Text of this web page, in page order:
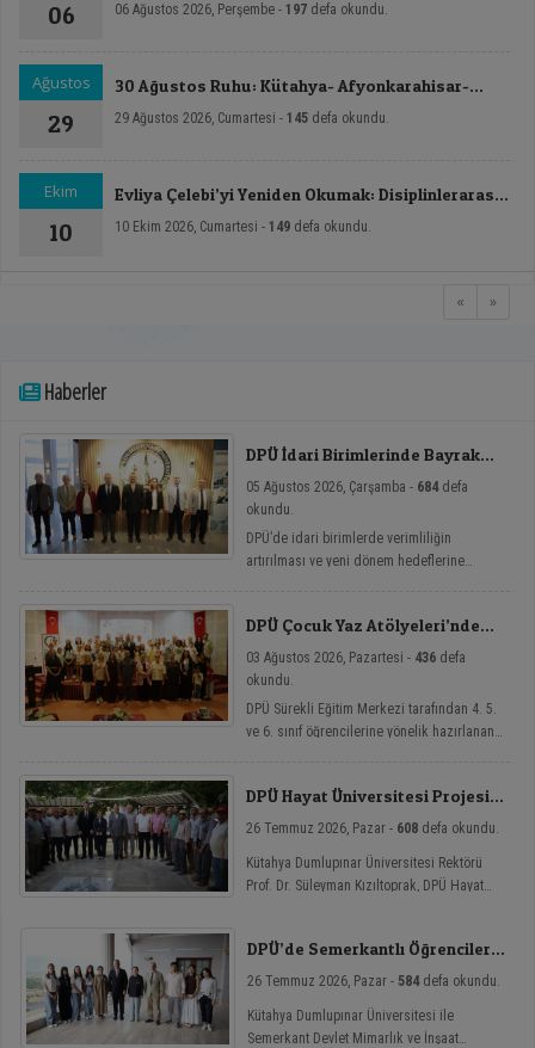
06 06 Ağustos 2026, Perşembe - 197 defa okundu.
Ağustos
29
30 Ağustos Ruhu: Kütahya- Afyonkarahisar-
29 Ağustos 2026, Cumartesi - 145 defa okundu.
Ekim
10
Evliya Çelebi’yi Yeniden Okumak: Disiplinlerarası
10 Ekim 2026, Cumartesi - 149 defa okundu.
« »
Haberler
DPÜ İdari Birimlerinde Bayrak
05 Ağustos 2026, Çarşamba - 684defa
okundu.
DPÜ’de idari birimlerde verimliliğin
artırılması ve yeni dönem hedeflerine
DPÜ Çocuk Yaz Atölyeleri’nde
03 Ağustos 2026, Pazartesi - 436 defa
okundu.
DPÜ Sürekli Eğitim Merkezi tarafından 4. 5.
ve 6. sınıf öğrencilerine yönelik hazırlanan
değerlendirmelerini amaçlayan DPÜ Çocuk
Yaz Atölyeleri programı, düzenlenen açılış
DPÜ Hayat Üniversitesi Projesi
26 Temmuz 2026, Pazar - 608 defa okundu.
Kütahya Dumlupınar Üniversitesi Rektörü
Prof. Dr. Süleyman Kızıltoprak, DPÜ Hayat
katılarak vatandaşlarla buluştu.
DPÜ’de Semerkantlı Öğrencilere
26 Temmuz 2026, Pazar - 584defa okundu.
Kütahya Dumlupınar Üniversitesi ile
Semerkant Devlet Mimarlık ve İnşaat